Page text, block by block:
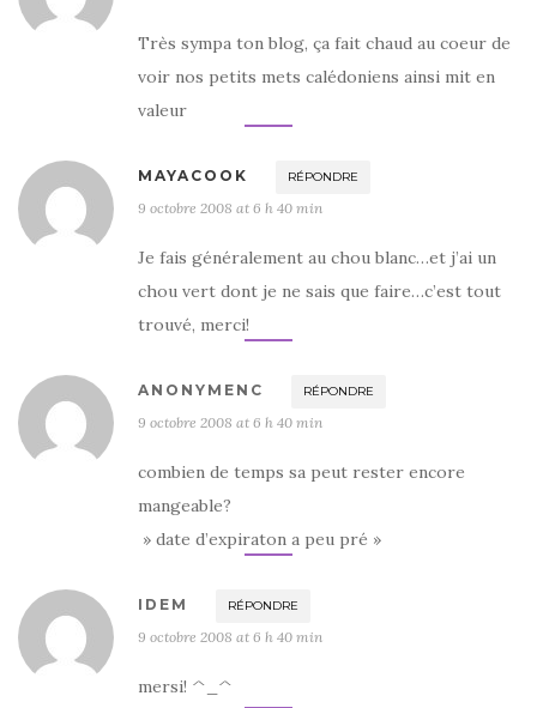
Très sympa ton blog, ça fait chaud au coeur de
voir nos petits mets calédoniens ainsi mit en
valeur
MAYACOOK RÉPONDRE
9 octobre 2008 at 6 h 40 min
Je fais généralement au chou blanc…et j’ai un
chou vert dont je ne sais que faire…c’est tout
trouvé, merci!
ANONYMENC RÉPONDRE
9 octobre 2008 at 6 h 40 min
combien de temps sa peut rester encore
mangeable?
» date d’expiraton a peu pré »
IDEM RÉPONDRE
9 octobre 2008 at 6 h 40 min
mersi! ^_^